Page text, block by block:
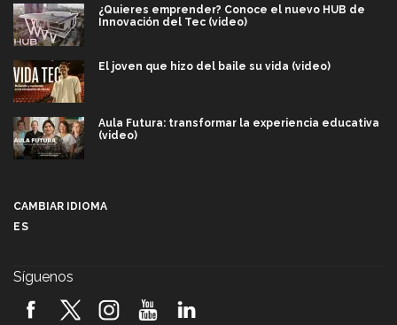
¿Quieres emprender? Conoce el nuevo HUB de
Innovación del Tec (video)
El joven que hizo del baile su vida (video)
Aula Futura: transformar la experiencia educativa
(video)
2026! (video)
CAMBIAR IDIOMA
ES
Síguenos